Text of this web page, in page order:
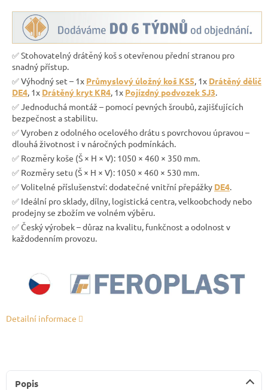
✅ Stohovatelný drátěný koš s otevřenou přední stranou pro
snadný přístup.
✅ Výhodný set – 1x Průmyslový úložný koš KS5, 1x Drátěný dělič
DE4, 1x Drátěný kryt KR4, 1x Pojízdný podvozek SJ3.
✅ Jednoduchá montáž – pomocí pevných šroubů, zajišťujících
bezpečnost a stabilitu.
✅ Vyroben z odolného ocelového drátu s povrchovou úpravou –
dlouhá životnost i v náročných podmínkách.
✅ Rozměry koše (Š × H × V): 1050 × 460 × 350 mm.
✅ Rozměry setu (Š × H × V): 1050 × 460 × 530 mm.
✅ Volitelné příslušenství: dodatečné vnitřní přepážky DE4.
✅ Ideální pro sklady, dílny, logistická centra, velkoobchody nebo
prodejny se zbožím ve volném výběru.
✅ Český výrobek – důraz na kvalitu, funkčnost a odolnost v
každodenním provozu.
Detailní informace
Popis